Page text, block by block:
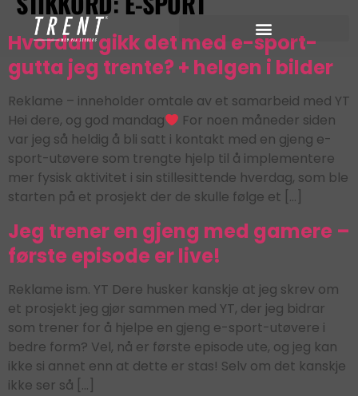
Hvordan gikk det med e-sport-
gutta jeg trente? + helgen i bilder
Reklame – inneholder omtale av et samarbeid med YT
Hei dere, og god mandag
For noen måneder siden
var jeg så heldig å bli satt i kontakt med en gjeng e-
sport-utøvere som trengte hjelp til å implementere
mer fysisk aktivitet i sin stillesittende hverdag, som ble
starten på et prosjekt der de skulle følge et […]
Jeg trener en gjeng med gamere –
første episode er live!
Reklame ism. YT Dere husker kanskje at jeg skrev om
et prosjekt jeg gjør sammen med YT, der jeg bidrar
som trener for å hjelpe en gjeng e-sport-utøvere i
bedre form? Vel, nå er første episode ute, og jeg kan
ikke si annet enn at dette er stas! Selv om det kanskje
ikke ser så […]